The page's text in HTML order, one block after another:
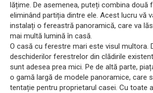
lățime. De asemenea, puteți combina două
eliminând partiția dintre ele. Acest lucru vă
instalați o fereastră panoramică, care va
mai multă lumină în casă.
O casă cu ferestre mari este visul multora.
deschiderilor ferestrelor din clădirile
sunt adesea prea mici. Pe de altă parte,
o gamă largă de modele panoramice, care
tentație pentru proprietarul casei. Cu toate